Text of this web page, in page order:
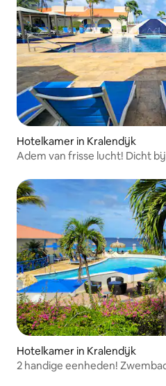
Hotelkamer in Kralendijk
Adem van frisse lucht! Dicht
Hotelkamer in Kralendijk
2 handige eenheden!